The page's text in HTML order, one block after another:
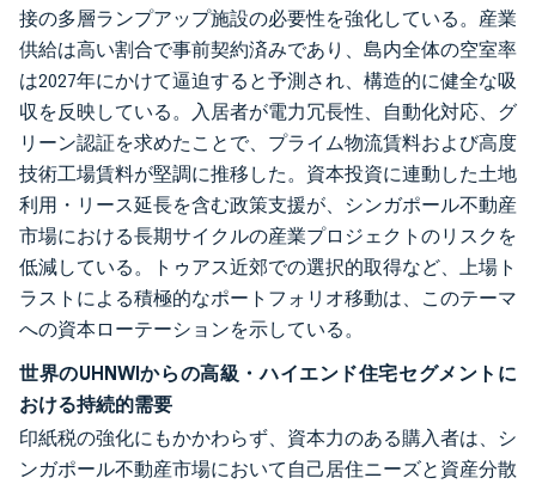
接の多層ランプアップ施設の必要性を強化している。産業
供給は高い割合で事前契約済みであり、島内全体の空室率
は2027年にかけて逼迫すると予測され、構造的に健全な吸
収を反映している。入居者が電力冗長性、自動化対応、グ
リーン認証を求めたことで、プライム物流賃料および高度
技術工場賃料が堅調に推移した。資本投資に連動した土地
利用・リース延長を含む政策支援が、シンガポール不動産
市場における長期サイクルの産業プロジェクトのリスクを
低減している。トゥアス近郊での選択的取得など、上場ト
ラストによる積極的なポートフォリオ移動は、このテーマ
への資本ローテーションを示している。
世界のUHNWIからの高級・ハイエンド住宅セグメントに
おける持続的需要
印紙税の強化にもかかわらず、資本力のある購入者は、シ
ンガポール不動産市場において自己居住ニーズと資産分散